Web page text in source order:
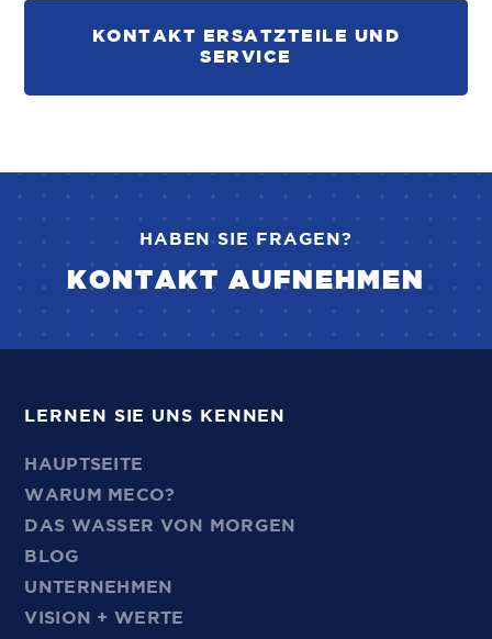
KONTAKT ERSATZTEILE UND
SERVICE
HABEN SIE FRAGEN?
KONTAKT AUFNEHMEN
LERNEN SIE UNS KENNEN
HAUPTSEITE
WARUM MECO?
DAS WASSER VON MORGEN
BLOG
UNTERNEHMEN
VISION + WERTE